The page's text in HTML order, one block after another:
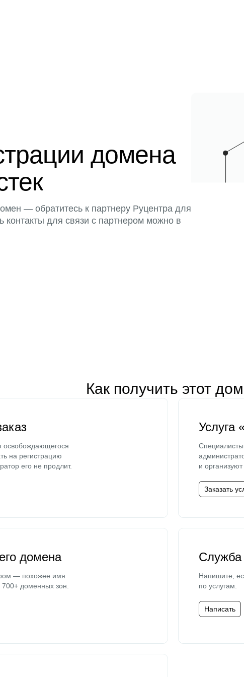
домена
— обратитесь к партнеру Руцентра для
контакты для связи с партнером можно в
Как получить этот
освобождающегося
на регистрацию
его не продлит.
Услуга
и
Заказать
домена
— похожее имя
доменных зон.
Служба
Напишите,
по услугам.
Написать